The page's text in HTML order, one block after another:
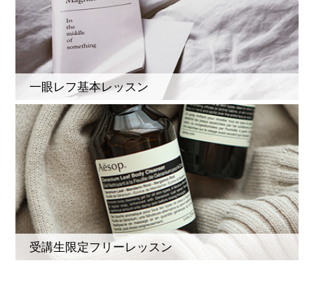
一眼レフ基本レッスン
受講生限定フリーレッスン